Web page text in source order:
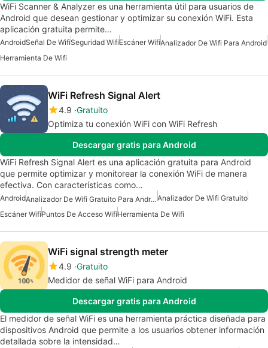
WiFi Scanner & Analyzer es una herramienta útil para usuarios de
Android que desean gestionar y optimizar su conexión WiFi. Esta
aplicación gratuita permite…
AndroidSeñal De WifiSeguridad WifiEscáner WifiAnalizador De Wifi Para Android
Herramienta De Wifi
WiFi Refresh Signal Alert
4.9 Gratuito
Optimiza tu conexión WiFi con WiFi Refresh
Descargar gratis para Android
WiFi Refresh Signal Alert es una aplicación gratuita para Android
que permite optimizar y monitorear la conexión WiFi de manera
efectiva. Con características como…
Android Analizador De Wifi Gratuito Para AndroidAnalizador De Wifi Gratuito
Escáner WifiPuntos De Acceso WifiHerramienta De Wifi
WiFi signal strength meter
4.9 Gratuito
Medidor de señal WiFi para Android
Descargar gratis para Android
El medidor de señal WiFi es una herramienta práctica diseñada para
dispositivos Android que permite a los usuarios obtener información
detallada sobre la intensidad…